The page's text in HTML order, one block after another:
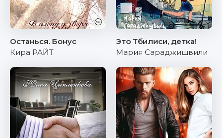
Останься. Бонус
Кира РАЙТ
Это Тбилиси, детка!
Мария Сараджишвили